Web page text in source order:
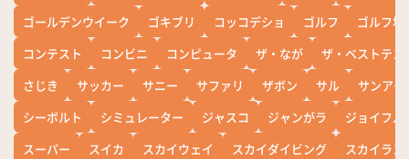
ゴールデンウイーク
ゴキブリ コッコデショ ゴルフ
ゴルフ場
コンテスト
コンビニ コンピュータ ザ・なが
ザ・ベストテン
さじき
サッカー サニー サファリ ザボン サル
サンアイ
シーボルト
シミュレーター ジャスコ ジャンがラ
ジョイフル
スーパー
スイカ スカイウェイ スカイダイビング
スカイラン